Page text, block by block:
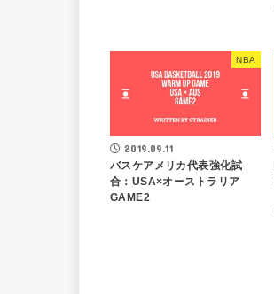
NBA
2019.09.11
バスケアメリカ代表強化試
合：USA×オーストラリア
GAME2